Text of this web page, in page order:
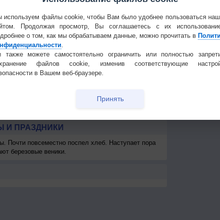
>10 км
> 1 км
3-6
<7
>10 км
> 1 км
5-9
<7
>10 км
> 1 км
5-9
<7
>10 км
> 1 км
5-9
<7
>10 км
> 1 км
2-5
<7
>10 км
> 1 км
1-3
>10 км
> 1 км
>10 км
> 1 км
>
И ПРАЗДНИКИ
Почти повсеместно поспел хлеб. Наступает пора
березовые веники.
Гостевая
используем файлы cookie, чтобы Вам было удобнее пользоваться
Продолжая просмотр, Вы соглашаетесь с их
о том, как мы обрабатываем данные, можно прочитать в
также можете самостоятельно ограничить или полностью
файлов cookie, изменив соответствующие
в Вашем веб-браузере.
Принять